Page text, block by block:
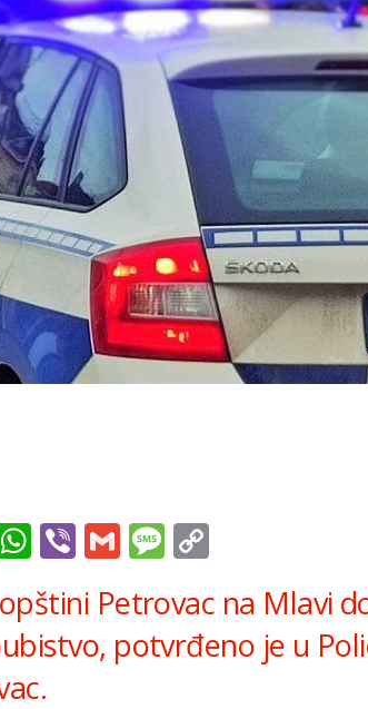
Threads
WhatsApp
ViberGmailMessage
Petrovac na Mlavi
potvrđeno je u